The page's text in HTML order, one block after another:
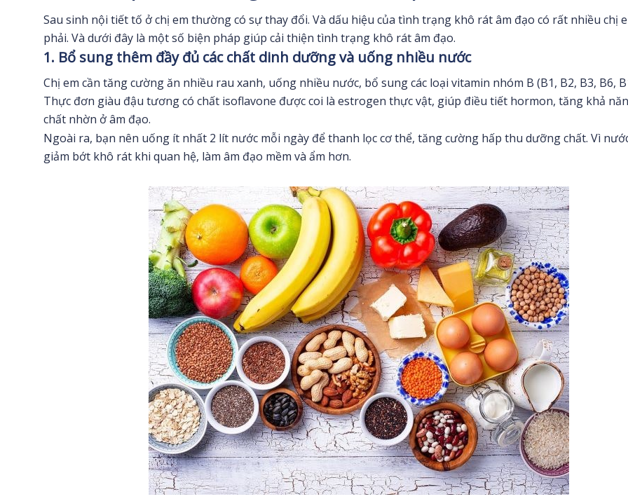
Sau sinh nội tiết tố ở chị em thường có sự thay đổi. Và dấu hiệu của tình trạng khô rát âm đạo có rất nhiều chị
phải. Và dưới đây là một số biện pháp giúp cải thiện tình trạng khô rát âm đạo.
1. Bổ sung thêm đầy đủ các chất dinh dưỡng và uống nhiều nước
Chị em cần tăng cường ăn nhiều rau xanh, uống nhiều nước, bổ sung các loại vitamin nhóm B (B1, B2, B3, B6,
Thực đơn giàu đậu tương có chất isoflavone được coi là estrogen thực vật, giúp điều tiết hormon, tăng khả
chất nhờn ở âm đạo.
Ngoài ra, bạn nên uống ít nhất 2 lít nước mỗi ngày để thanh lọc cơ thể, tăng cường hấp thu dưỡng chất. Vì
giảm bớt khô rát khi quan hệ, làm âm đạo mềm và ẩm hơn.